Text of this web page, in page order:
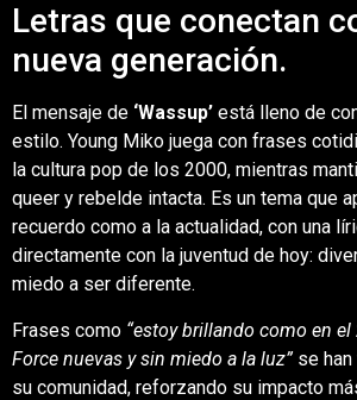
Letras que conectan
nueva generación.
El mensaje de ‘Wassup’ está lleno de
estilo. Young Miko juega con frases
la cultura pop de los 2000, mientras
queer y rebelde intacta. Es un tema que
recuerdo como a la actualidad, con una
directamente con la juventud de hoy:
miedo a ser diferente.
Frases como “estoy brillando como en
Force nuevas y sin miedo a la luz”se han
su comunidad, reforzando su impacto